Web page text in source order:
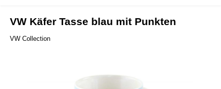
VW Käfer Tasse blau mit Punkten
VW Collection